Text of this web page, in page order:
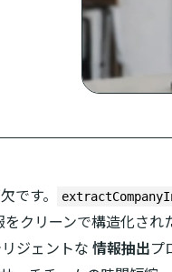
です。
クリーンで構造化さ
ジェントな 情報抽出プ